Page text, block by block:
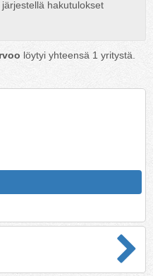
järjestellä hakutulokset
löytyi yhteensä 1 yritystä.